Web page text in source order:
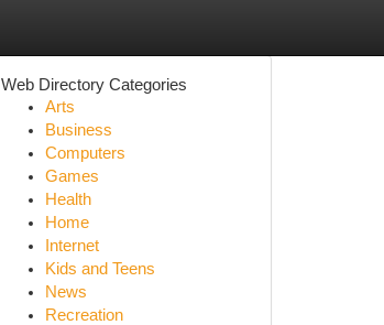
Web Directory Categories
Arts
Business
Computers
Games
Health
Home
Internet
Kids and Teens
News
Recreation